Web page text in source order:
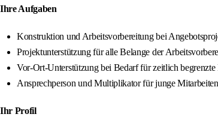
Ihre Aufgaben
Konstruktion und Arbeitsvorbereitung bei
Projektunterstützung für alle Belange der
Vor-Ort-Unterstützung bei Bedarf für zeitlich
Ansprechperson und Multiplikator für junge
Ihr Profil